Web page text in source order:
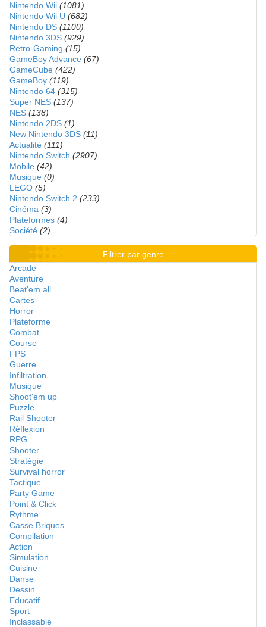
Nintendo Wii (1081)
Nintendo Wii U (682)
Nintendo DS (1100)
Nintendo 3DS (929)
Retro-Gaming (15)
GameBoy Advance (67)
GameCube (422)
GameBoy (119)
Nintendo 64 (315)
Super NES (137)
NES (138)
Nintendo 2DS (1)
New Nintendo 3DS (11)
Actualité (111)
Nintendo Switch (2907)
Mobile (42)
Musique (0)
LEGO (5)
Nintendo Switch 2 (233)
Cinéma (3)
Plateformes (4)
Société (2)
Filtrer par genre
Arcade
Aventure
Beat'em all
Cartes
Horror
Plateforme
Combat
Course
FPS
Guerre
Infiltration
Musique
Shoot'em up
Puzzle
Rail Shooter
Réflexion
RPG
Shooter
Stratégie
Survival horror
Tactique
Party Game
Point & Click
Rythme
Casse Briques
Compilation
Action
Simulation
Cuisine
Danse
Dessin
Educatif
Sport
Inclassable